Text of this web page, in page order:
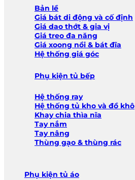
Bản lề
Giá bát di động và cố định
Giá dao thớt & gia vị
Giá treo đa năng
Giá xoong nồi & bát đĩa
Hệ thống giá góc
Phụ kiện tủ bếp
Hệ thống ray
Hệ thống tủ kho và đồ khô
Khay chia thìa nĩa
Tay nắm
Tay nâng
Thùng gạo & thùng rác
Phụ kiện tủ áo